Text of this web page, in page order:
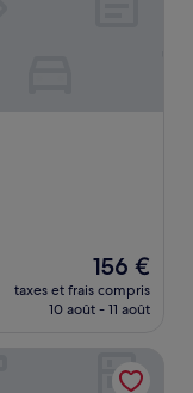
Le
nouveau
prix
de
156 €
156 €
taxes et frais compris
10 août - 11 août